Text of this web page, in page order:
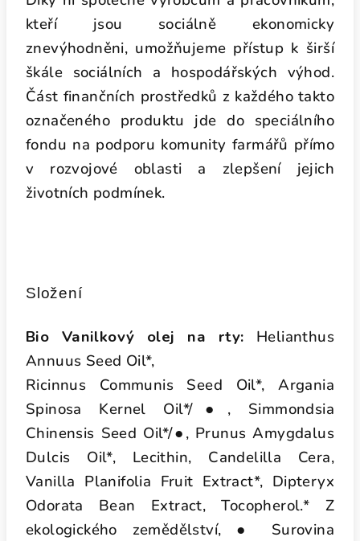
kteří jsou sociálně ekonomicky
znevýhodněni, umožňujeme přístup k širší
škále sociálních a hospodářských výhod.
Část finančních prostředků z každého takto
označeného produktu jde do speciálního
fondu na podporu komunity farmářů přímo
v rozvojové oblasti a zlepšení jejich
životních podmínek.
Složení
Bio Vanilkový olej na rty: Helianthus
Annuus Seed Oil*,
Ricinnus Communis Seed Oil*, Argania
Spinosa Kernel Oil*/●, Simmondsia
Chinensis Seed Oil*/●, Prunus Amygdalus
Dulcis Oil*, Lecithin, Candelilla Cera,
Vanilla Planifolia Fruit Extract*, Dipteryx
Odorata Bean Extract, Tocopherol.* Z
ekologického zemědělství, ● Surovina